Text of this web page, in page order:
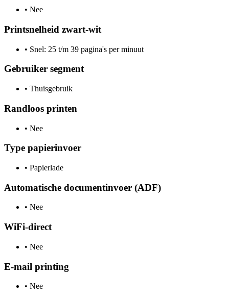
• Nee
Printsnelheid zwart-wit
• Snel: 25 t/m 39 pagina's per minuut
Gebruiker segment
• Thuisgebruik
Randloos printen
• Nee
Type papierinvoer
• Papierlade
Automatische documentinvoer (ADF)
• Nee
WiFi-direct
• Nee
E-mail printing
• Nee